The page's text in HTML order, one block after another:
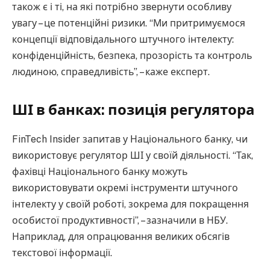
також є і ті, на які потрібно звернути особливу
увагу – це потенційні ризики. “Ми притримуємося
концепції відповідального штучного інтелекту:
конфіденційність, безпека, прозорість та контроль
людиною, справедливість”, – каже експерт.
ШІ в банках: позиція регулятора
FinTech Insider запитав у Національного банку, чи
використовує регулятор ШІ у своїй діяльності. “Так,
фахівці Національного банку можуть
використовувати окремі інструменти штучного
інтелекту у своїй роботі, зокрема для покращення
особистої продуктивності”, – зазначили в НБУ.
Наприклад, для опрацювання великих обсягів
текстової інформації.